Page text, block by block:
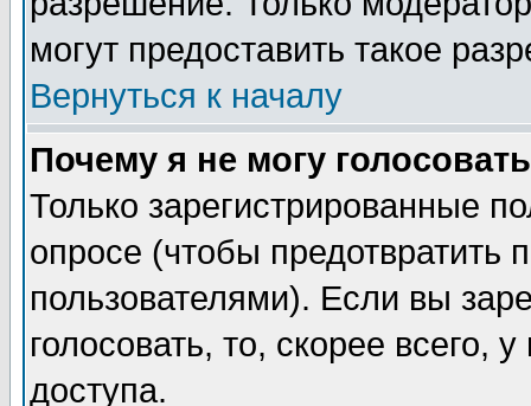
могут предоставить такое
Вернуться к началу
Почему я не могу
Только зарегистрированные
опросе (чтобы предотвратить
пользователями). Если вы
голосовать, то, скорее всего,
доступа.